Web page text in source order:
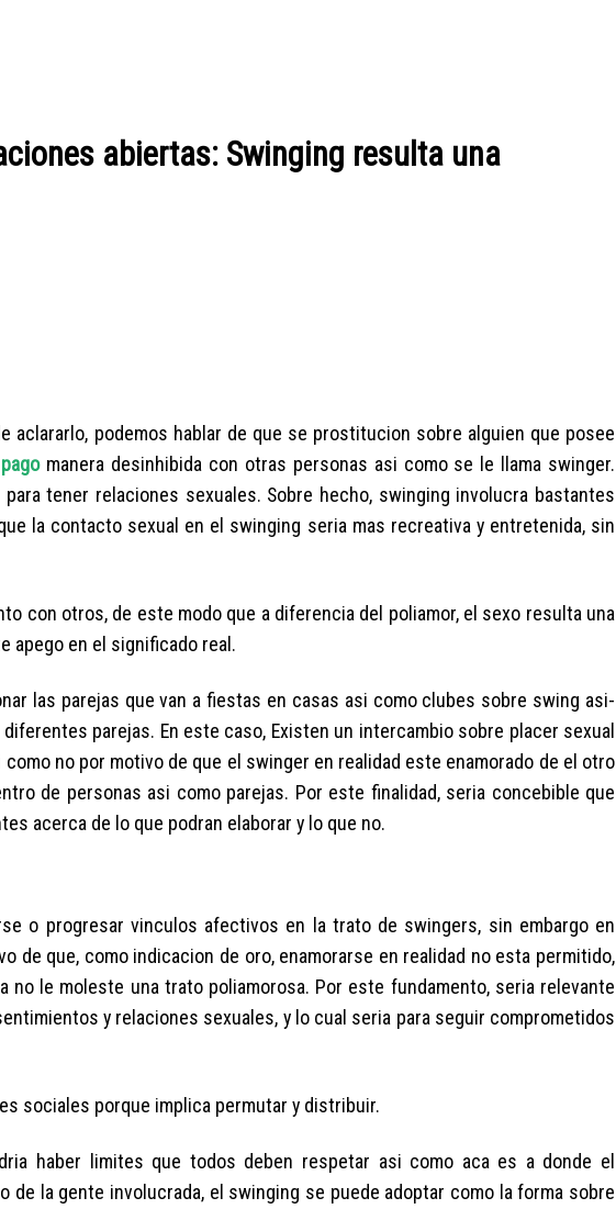
abiertas: Swinging resulta una
aclararlo, podemos hablar de que se prostitucion sobre alguien que posee
manera desinhibida con otras personas asi­ como se le llama swinger.
tener relaciones sexuales. Sobre hecho, swinging involucra bastantes
la contacto sexual en el swinging seri­a mas recreativa y entretenida, sin
con otros, de este modo que a diferencia del poliamor, el sexo resulta una
apego en el significado real.
las parejas que van a fiestas en casas asi­ como clubes sobre swing asi­
parejas. En este caso, Existen un intercambio sobre placer sexual
no por motivo de que el swinger en realidad este enamorado de el otro
de personas asi­ como parejas. Por este finalidad, seri­a concebible que
acerca de lo que podran elaborar y lo que no.
o progresar vinculos afectivos en la trato de swingers, sin embargo en
de que, como indicacion de oro, enamorarse en realidad no esta permitido,
no le moleste una trato poliamorosa. Por este fundamento, seri­a relevante
y relaciones sexuales, y lo cual seri­a para seguir comprometidos
sociales porque implica permutar y distribuir.
haber limites que todos deben respetar asi­ como aca es a donde el
la gente involucrada, el swinging se puede adoptar como la forma sobre